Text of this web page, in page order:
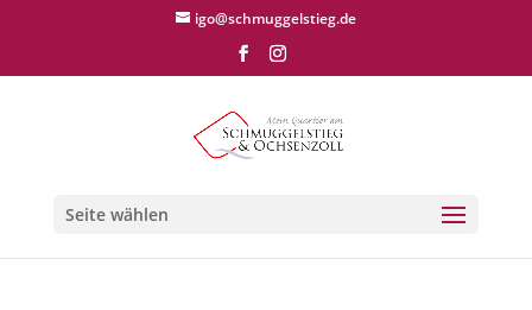
igo@schmuggelstieg.de
Seite wählen